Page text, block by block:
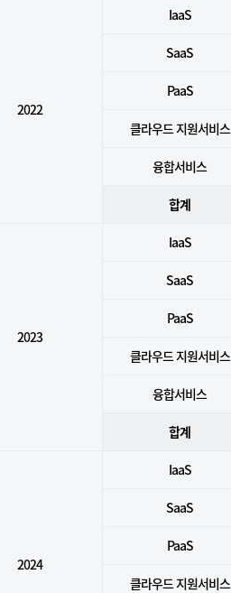
2022
IaaS
SaaS
PaaS
클라우드 지원서비스
융합서비스
합계
2023
IaaS
SaaS
PaaS
클라우드 지원서비스
융합서비스
합계
2024
IaaS
SaaS
PaaS
클라우드 지원서비스